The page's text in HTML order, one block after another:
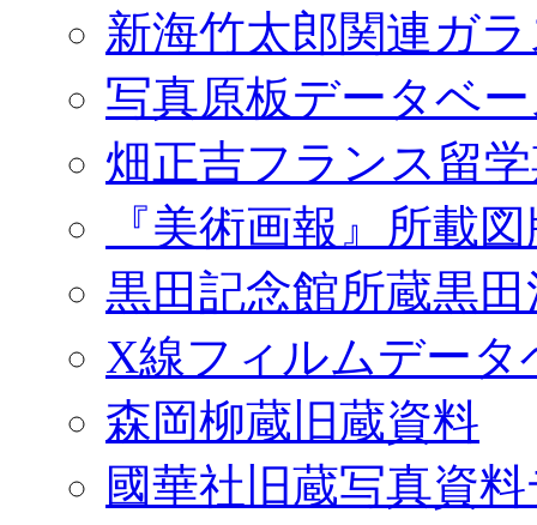
新海竹太郎関連ガ
写真原板データベ
畑正吉フランス留
『美術画報』所載
黒田記念館所蔵黒
X線フィルムデータ
森岡柳蔵旧蔵資料
國華社旧蔵写真資